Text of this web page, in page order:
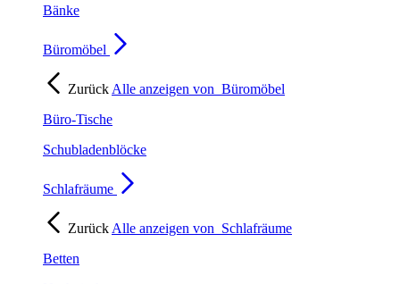
Bänke
Büromöbel
Zurück Alle anzeigen von Büromöbel
Büro-Tische
Schubladenblöcke
Schlafräume
Zurück Alle anzeigen von Schlafräume
Betten